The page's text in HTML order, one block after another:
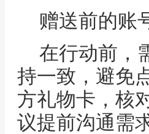
赠送前的账
在行动前，
持一致，避免
方礼物卡，核
议提前沟通需